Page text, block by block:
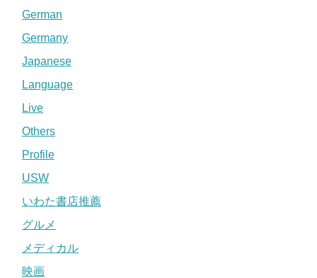
German
Germany
Japanese
Language
Live
Others
Profile
USW
いわた書店推薦
グルメ
メディカル
映画